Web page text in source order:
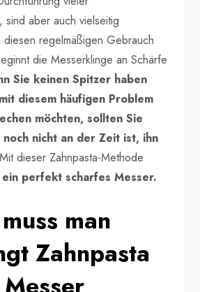
sind aber auch vielseitig
regelmäßigen Gebrauch
die Messerklinge an Schärfe
Sie keinen Spitzer haben
diesem häufigen Problem
möchten, sollten Sie
noch nicht an der Zeit ist, ihn
Mit dieser Zahnpasta-Methode
ein perfekt scharfes Messer.
man
Zahnpasta